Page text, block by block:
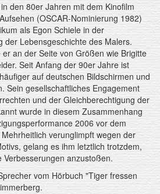
den 80er Jahren mit dem Kinofilm
(OSCAR-Nominierung 1982)
als Egon Schiele in der
der Lebensgeschichte des Malers.
an der Seite von Größen wie Brigitte
Seit Anfang der 90er Jahre ist
auf deutschen Bildschirmen und
Sein gesellschaftliches Engagement
und der Gleichberechtigung der
wurde in diesem Zusammenhang
2006 vor dem
verunglimpft wegen der
gelang es ihm letztlich trotzdem,
anzustoßen.
vom Hörbuch "Tiger fressen